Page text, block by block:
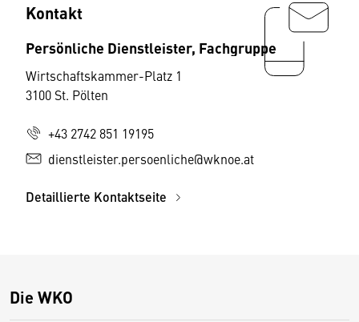
Kontakt
Persönliche Dienstleister, Fachgruppe
Wirtschaftskammer-Platz 1
3100 St. Pölten
+43 2742 851 19195
dienstleister.persoenliche@wknoe.at
Detaillierte Kontaktseite
Die WKO